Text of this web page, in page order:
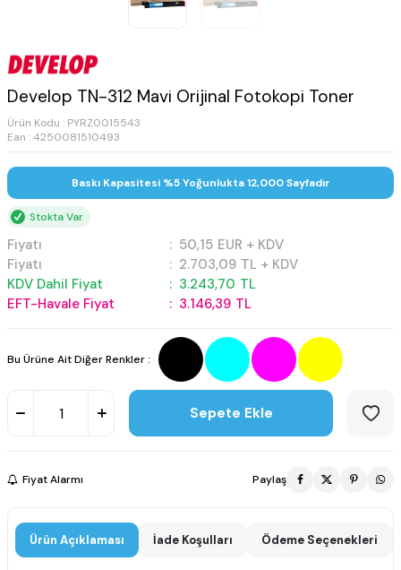
Develop TN-312 Mavi Orijinal Fotokopi Toner
Ürün Kodu : PYRZ0015543
Ean : 4250081510493
Baskı Kapasitesi %5 Yoğunlukta 12,000 Sayfadır
Stokta Var
Fiyatı : 50,15 EUR + KDV
Fiyatı
: 2.703,09 TL + KDV
KDV Dahil Fiyat
: 3.243,70 TL
EFT-Havale Fiyat
: 3.146,39 TL
Bu Ürüne Ait Diğer Renkler :
Sepete Ekle
Fiyat Alarmı Paylaş
Ürün Açıklaması İade Koşulları Ödeme Seçenekleri